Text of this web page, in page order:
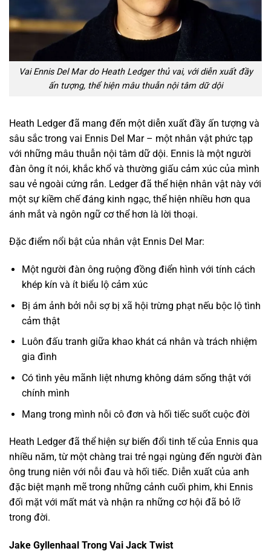
Vai Ennis Del Mar do Heath Ledger thủ vai, với diễn xuất đầy
ấn tượng, thể hiện mâu thuẫn nội tâm dữ dội
Heath Ledger đã mang đến một diễn xuất đầy ấn tượng và
sâu sắc trong vai Ennis Del Mar – một nhân vật phức tạp
với những mâu thuẫn nội tâm dữ dội. Ennis là một người
đàn ông ít nói, khắc khổ và thường giấu cảm xúc của mình
sau vẻ ngoài cứng rắn. Ledger đã thể hiện nhân vật này với
một sự kiềm chế đáng kinh ngạc, thể hiện nhiều hơn qua
ánh mắt và ngôn ngữ cơ thể hơn là lời thoại.
Đặc điểm nổi bật của nhân vật Ennis Del Mar:
Một người đàn ông ruộng đồng điển hình với tính cách
khép kín và ít biểu lộ cảm xúc
Bị ám ảnh bởi nỗi sợ bị xã hội trừng phạt nếu bộc lộ tình
cảm thật
Luôn đấu tranh giữa khao khát cá nhân và trách nhiệm
gia đình
Có tình yêu mãnh liệt nhưng không dám sống thật với
chính mình
Mang trong mình nỗi cô đơn và hối tiếc suốt cuộc đời
Heath Ledger đã thể hiện sự biến đổi tinh tế của Ennis qua
nhiều năm, từ một chàng trai trẻ ngại ngùng đến người đàn
ông trung niên với nỗi đau và hối tiếc. Diễn xuất của anh
đặc biệt mạnh mẽ trong những cảnh cuối phim, khi Ennis
đối mặt với mất mát và nhận ra những cơ hội đã bỏ lỡ
trong đời.
Jake Gyllenhaal Trong Vai Jack Twist